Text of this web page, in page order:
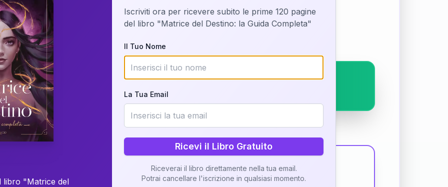
della tua Matrice del Destino attraverso una nostra interpretazione
o studiando attraverso il manuale completo.
Richiedi Interpretazione
✨ Interpretazione personalizzata
Scopri il Libro
libro "Matrice del
Iscriviti ora per ricevere subito le prime 120 pagine
del libro "Matrice del Destino: la Guida Completa"
Il Tuo Nome
La Tua Email
Ricevi il Libro Gratuito
Riceverai il libro direttamente nella tua email.
Potrai cancellare l'iscrizione in qualsiasi momento.